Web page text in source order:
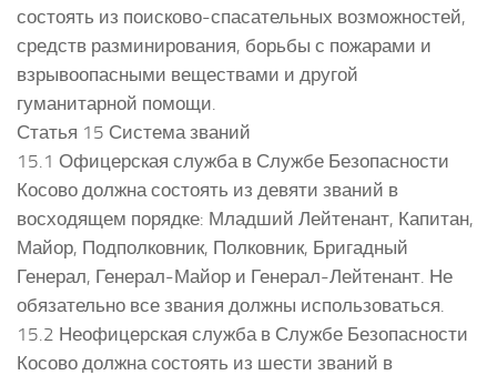
состоять из поисково-спасательных возможностей,
средств разминирования, борьбы с пожарами и
взрывоопасными веществами и другой
гуманитарной помощи.
Статья 15 Система званий
15.1 Офицерская служба в Службе Безопасности
Косово должна состоять из девяти званий в
восходящем порядке: Младший Лейтенант, Капитан,
Майор, Подполковник, Полковник, Бригадный
Генерал, Генерал-Майор и Генерал-Лейтенант. Не
обязательно все звания должны использоваться.
15.2 Неофицерская служба в Службе Безопасности
Косово должна состоять из шести званий в